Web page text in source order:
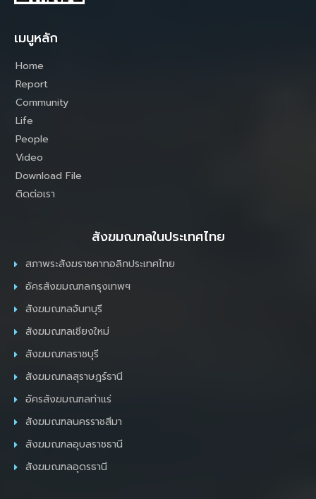
เมนูหลัก
Home
Report
Community
Life
People
Video
Download File
ติดต่อเรา
สังฆมณฑลในประเทศไทย
สภาพระสังฆราชคาทอลิกประเทศไทย
อัครสังฆมณฑลกรุงเทพฯ
สังฆมณฑลจันทบุรี
สังฆมณฑลเชียงใหม่
สังฆมณฑลราชบุรี
สังฆมณฑลสุราษฎร์ธานี
อัครสังฆมณฑลท่าแร่
สังฆมณฑลนครราชสีมา
สังฆมณฑลอุบลราชธานี
สังฆมณฑลอุดรธานี